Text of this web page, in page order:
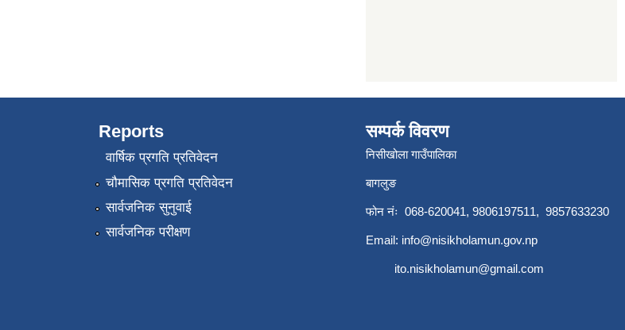
Reports
वार्षिक प्रगति प्रतिवेदन
चौमासिक प्रगति प्रतिवेदन
सार्वजनिक सुनुवाई
सार्वजनिक परीक्षण
सम्पर्क विवरण
निसीखोला गाउँपालिका
बागलुङ
फोन नंः 068-620041, 9806197511, 9857633230
Email: info@nisikholamun.gov.np
ito.nisikholamun@gmail.com